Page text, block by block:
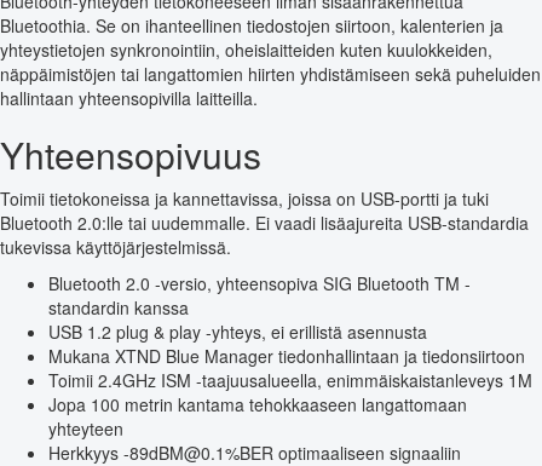
Bluetoothia. Se on ihanteellinen tiedostojen siirtoon, kalenterien ja
yhteystietojen synkronointiin, oheislaitteiden kuten kuulokkeiden,
näppäimistöjen tai langattomien hiirten yhdistämiseen sekä puheluiden
hallintaan yhteensopivilla laitteilla.
Yhteensopivuus
Toimii tietokoneissa ja kannettavissa, joissa on USB-portti ja tuki
Bluetooth 2.0:lle tai uudemmalle. Ei vaadi lisäajureita USB-standardia
tukevissa käyttöjärjestelmissä.
Bluetooth 2.0 -versio, yhteensopiva SIG Bluetooth TM -
standardin kanssa
USB 1.2 plug & play -yhteys, ei erillistä asennusta
Mukana XTND Blue Manager tiedonhallintaan ja tiedonsiirtoon
Toimii 2.4GHz ISM -taajuusalueella, enimmäiskaistanleveys 1M
Jopa 100 metrin kantama tehokkaaseen langattomaan
yhteyteen
Herkkyys -89dBM@0.1%BER optimaaliseen signaaliin